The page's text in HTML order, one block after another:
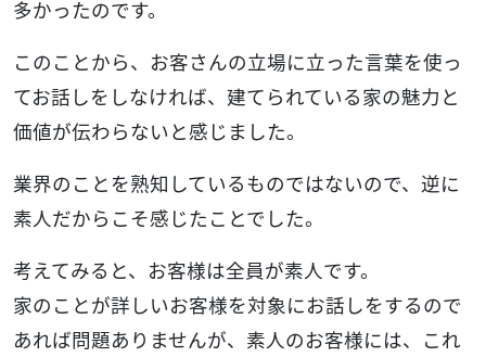
多かったのです。
このことから、お客さんの立場に立った言葉を使っ
てお話しをしなければ、建てられている家の魅力と
価値が伝わらないと感じました。
業界のことを熟知しているものではないので、逆に
素人だからこそ感じたことでした。
考えてみると、お客様は全員が素人です。
家のことが詳しいお客様を対象にお話しをするので
あれば問題ありませんが、素人のお客様には、これ